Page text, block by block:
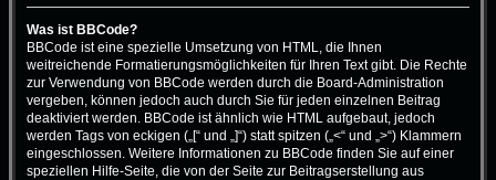
Was ist BBCode?
BBCode ist eine spezielle Umsetzung von HTML, die Ihnen
weitreichende Formatierungsmöglichkeiten für Ihren Text gibt. Die Rechte
zur Verwendung von BBCode werden durch die Board-Administration
vergeben, können jedoch auch durch Sie für jeden einzelnen Beitrag
deaktiviert werden. BBCode ist ähnlich wie HTML aufgebaut, jedoch
werden Tags von eckigen („[“ und „]“) statt spitzen („<“ und „>“) Klammern
eingeschlossen. Weitere Informationen zu BBCode finden Sie auf einer
speziellen Hilfe-Seite, die von der Seite zur Beitragserstellung aus